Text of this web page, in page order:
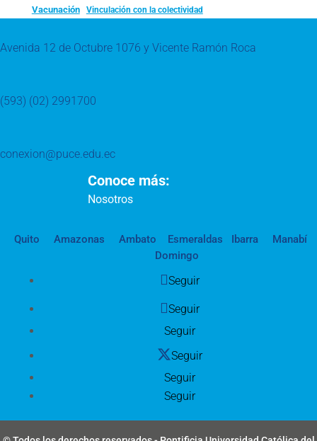
Vacunación
Vinculación con la colectividad
Avenida 12 de Octubre 1076 y Vicente Ramón Roca
(593) (02) 2991700
conexion@puce.edu.ec
Conoce más:
Nosotros
Quito Amazonas Ambato Esmeraldas Ibarra
Manabí
Domingo
Seguir
Seguir
Seguir
Seguir
Seguir
Seguir